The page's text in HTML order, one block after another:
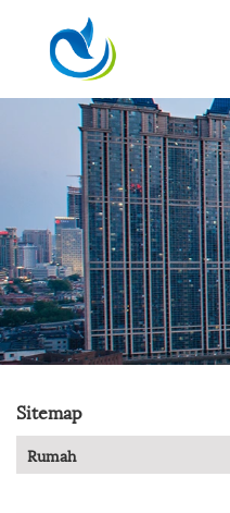
Sitemap
Rumah